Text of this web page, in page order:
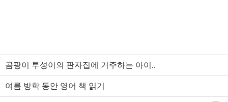
곰팡이 투성이의 판자집에 거주하는 아이..
여름 방학 동안 영어 책 읽기